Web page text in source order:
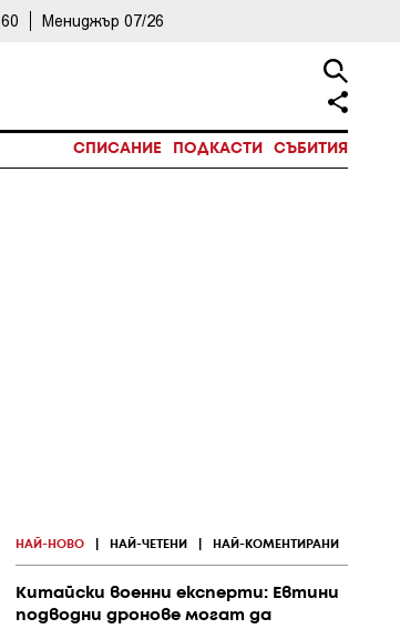
Мениджър 07/26
СПИСАНИЕ ПОДКАСТИ СЪБИТИЯ
НАЙ-НОВО НАЙ-ЧЕТЕНИ НАЙ-КОМЕНТИРАНИ
Китайски военни експерти: Евтини
подводни дронове могат да